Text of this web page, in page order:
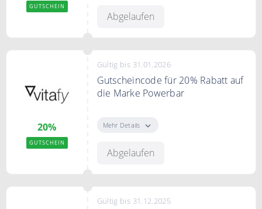
GUTSCHEIN
Abgelaufen
20%
GUTSCHEIN
Gültig bis 31.01.2026
Gutscheincode für 20% Rabatt auf
die Marke Powerbar
die Marke Powerbar.
Mehr Details
Abgelaufen
Gültig bis 31.12.2025